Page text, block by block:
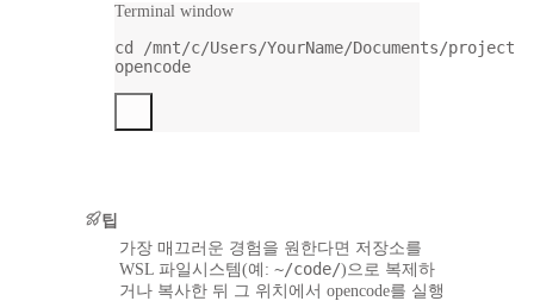
Terminal window
cd
/mnt/c/Users/YourName/Documents/project
opencode
팁
가장 매끄러운 경험을 원한다면 저장소를
WSL 파일시스템(예: ~/code/)으로 복제하
거나 복사한 뒤 그 위치에서 opencode를 실행